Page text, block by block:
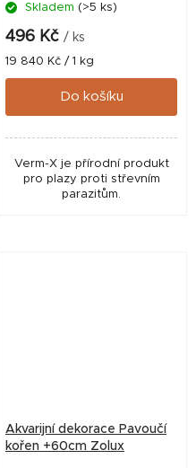
Skladem (>5 ks)
496 Kč / ks
Měrná
cena:
19 840 Kč / 1 kg
Do košíku
Verm-X je přírodní produkt
pro plazy proti střevním
parazitům.
Akvarijní dekorace Pavoučí
kořen +60cm Zolux